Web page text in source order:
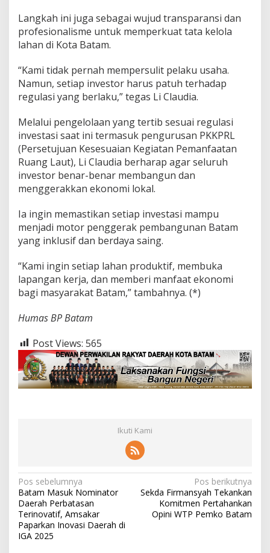
a
u
M
i
n
P
e
l
a
u
U
a
h
P
t
u
h
l
a
s
i
e
s
Langkah ini juga sebagai wujud transparansi dan
profesionalisme untuk memperkuat tata kelola
lahan di Kota Batam.
“Kami tidak pernah mempersulit pelaku usaha.
Namun, setiap investor harus patuh terhadap
regulasi yang berlaku,” tegas Li Claudia.
Melalui pengelolaan yang tertib sesuai regulasi
investasi saat ini termasuk pengurusan PKKPRL
(Persetujuan Kesesuaian Kegiatan Pemanfaatan
Ruang Laut), Li Claudia berharap agar seluruh
investor benar-benar membangun dan
menggerakkan ekonomi lokal.
Ia ingin memastikan setiap investasi mampu
menjadi motor penggerak pembangunan Batam
yang inklusif dan berdaya saing.
“Kami ingin setiap lahan produktif, membuka
lapangan kerja, dan memberi manfaat ekonomi
bagi masyarakat Batam,” tambahnya. (*)
Humas BP Batam
Post Views: 565
Ikuti Kami
N
a
v
i
Pos sebelumnya
Batam Masuk Nominator
Daerah Perbatasan
Terinovatif, Amsakar
Paparkan Inovasi Daerah di
IGA 2025
Pos berikutnya
Sekda Firmansyah Tekankan
Komitmen Pertahankan
Opini WTP Pemko Batam